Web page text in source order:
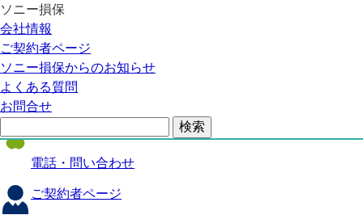
ソニー損保
会社情報
ご契約者ページ
ソニー損保からのお知らせ
よくある質問
お問合せ
自動車保険
医療保険
火災保険
海外旅行保険
電話・問い合わせ
ご契約者ページ